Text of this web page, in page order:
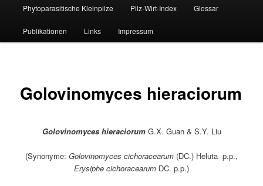
Phytoparasitische Kleinpilze Pilz-Wirt-Index Glossar
Publikationen Links Impressum
Golovinomyces hieraciorum
Golovinomyces hieraciorumG.X. Guan & S.Y. Liu
(Synonyme: Golovinomyces cichoracearum (DC.) Heluta p.p.,
Erysiphe cichoracearum DC. p.p.)